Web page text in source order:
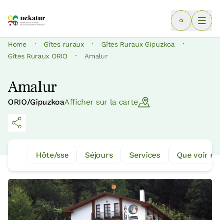
Home · Gîtes ruraux · Gîtes Ruraux Gipuzkoa ·
Gîtes Ruraux ORIO · Amalur
Amalur
ORIO/GipuzkoaAfficher sur la carte
Hôte/sse Séjours Services Que voir et